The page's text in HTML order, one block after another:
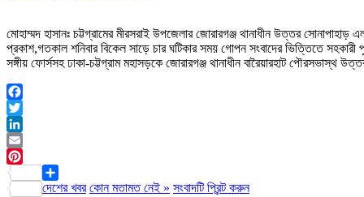
মোহাম্মদ হাসানঃ চট্টগ্রামের মীরসরাই উপজেলার জোরারগঞ্জ থানাধীন উত্তর
প্রকাশ,গতকাল শনিবার বিকেল সাড়ে চার ঘটিকার সময় গোপন সংবাদের ভিত্তিতে
সঙ্গীয় ফোর্সসহ ঢাকা-চট্টগ্রাম মহাসড়কে জোরারগঞ্জ থানাধীন বারৈয়ারহাট পৌরসভাস্থ
Facebook
Twitter
LinkedIn
Email
Pinterest
Share
দেশের খবর কোন মতামত নেই » সংবাদটি প্রিন্ট করুন